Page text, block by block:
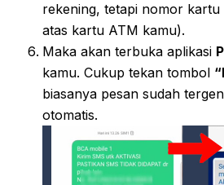
rekening, tetapi nomor kartu
atas kartu ATM kamu).
Maka akan terbuka aplikasi
kamu. Cukup tekan tombol
biasanya pesan sudah
otomatis.